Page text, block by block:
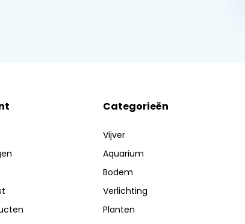
Categorieën
Vijver
Aquarium
Bodem
Verlichting
Planten